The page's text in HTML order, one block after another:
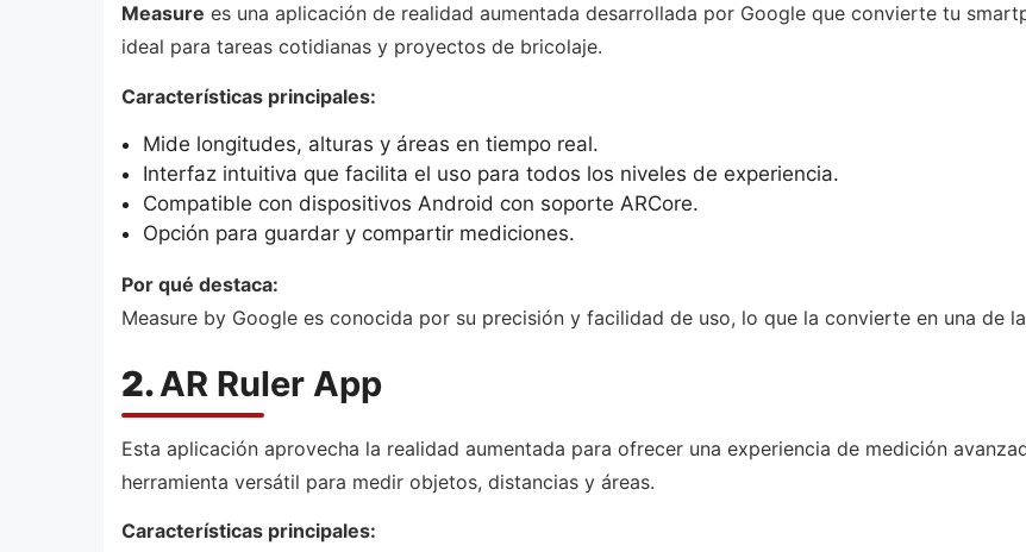
Measure es una aplicación de realidad aumentada desarrollada por Google que convierte tu
ideal para tareas cotidianas y proyectos de bricolaje.
Características principales:
Mide longitudes, alturas y áreas en tiempo real.
Interfaz intuitiva que facilita el uso para todos los niveles de experiencia.
Compatible con dispositivos Android con soporte ARCore.
Opción para guardar y compartir mediciones.
Por qué destaca:
Measure by Google es conocida por su precisión y facilidad de uso, lo que la convierte en una de
2.AR Ruler App
Esta aplicación aprovecha la realidad aumentada para ofrecer una experiencia de medición
herramienta versátil para medir objetos, distancias y áreas.
Características principales: